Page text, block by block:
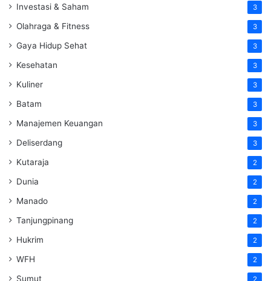
Investasi & Saham 3
Olahraga & Fitness 3
Gaya Hidup Sehat 3
Kesehatan 3
Kuliner 3
Batam 3
Manajemen Keuangan 3
Deliserdang 3
Kutaraja 2
Dunia 2
Manado 2
Tanjungpinang 2
Hukrim 2
WFH 2
Sumut 2